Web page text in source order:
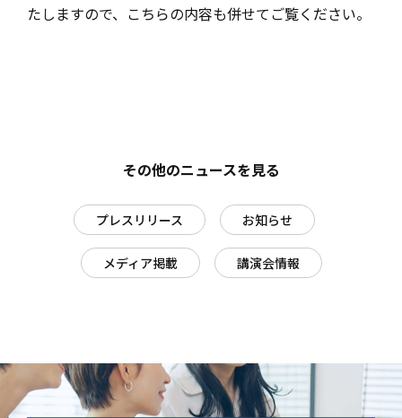
たしますので、こちらの内容も併せてご覧ください。
その他のニュースを見る
プレスリリース お知らせ
メディア掲載 講演会情報